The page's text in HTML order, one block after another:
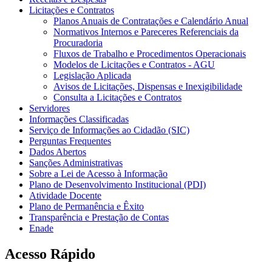
Licitações e Contratos
Planos Anuais de Contratações e Calendário Anual
Normativos Internos e Pareceres Referenciais da
Procuradoria
Fluxos de Trabalho e Procedimentos Operacionais
Modelos de Licitações e Contratos - AGU
Legislação Aplicada
Avisos de Licitações, Dispensas e Inexigibilidade
Consulta a Licitações e Contratos
Servidores
Informações Classificadas
Serviço de Informações ao Cidadão (SIC)
Perguntas Frequentes
Dados Abertos
Sanções Administrativas
Sobre a Lei de Acesso à Informação
Plano de Desenvolvimento Institucional (PDI)
Atividade Docente
Plano de Permanência e Êxito
Transparência e Prestação de Contas
Enade
Acesso Rápido